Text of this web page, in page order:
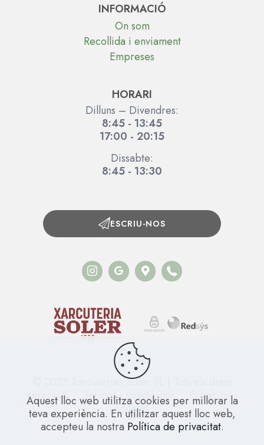
INFORMACIÓ
On som
Recollida i enviament
Empreses
HORARI
Dilluns – Divendres:
8:45 - 13:45
17:00 - 20:15
Dissabte:
8:45 - 13:30
ESCRIU-NOS
© 2025 Xarcuteries Soler SL | Tots els drets
reservats •Termes i condicions•Privacitat i
cookies
Aquest lloc web utilitza cookies per millorar la
teva experiència. En utilitzar aquest lloc web,
accepteu la nostra Política de privacitat.